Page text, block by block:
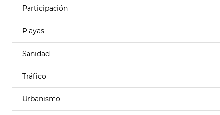
Participación
Playas
Sanidad
Tráfico
Urbanismo